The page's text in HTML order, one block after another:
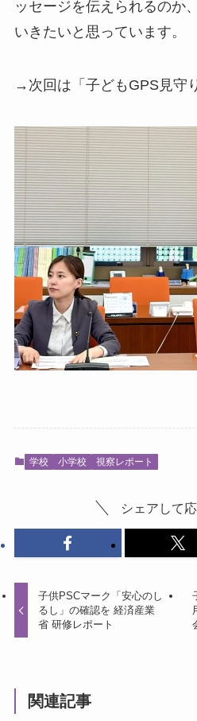
ッセージを伝えられるのか
いきたいと思っています。
→次回は「子どもGPS見守
学校 小学校 視察レポート
シェアして
子供PSCマーク「安心のし
るし」の確認を 経済産業
省 研修レポート
関連記事